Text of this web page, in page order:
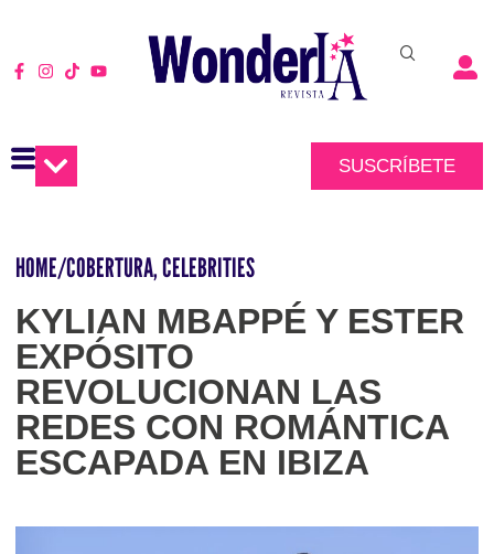
SUSCRÍBETE
HOME/COBERTURA,CELEBRITIES
KYLIAN MBAPPÉ Y ESTER
EXPÓSITO
REVOLUCIONAN LAS
REDES CON ROMÁNTICA
ESCAPADA EN IBIZA